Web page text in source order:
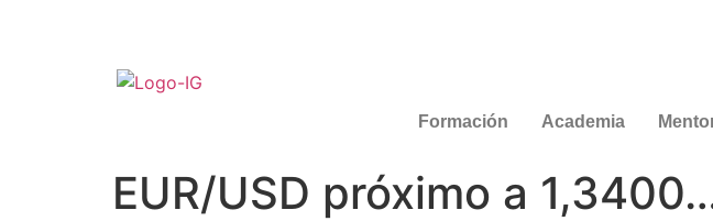
Formación Academia
EUR/USD próximo a